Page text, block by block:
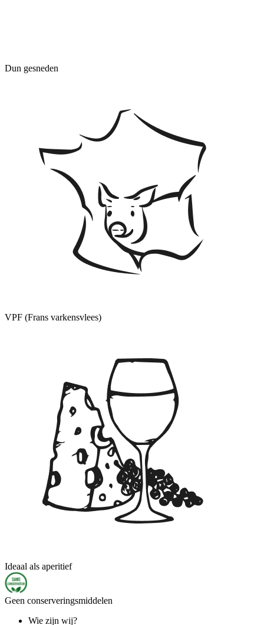
Dun gesneden
VPF (Frans varkensvlees)
Ideaal als aperitief
Geen conserveringsmiddelen
Wie zijn wij?